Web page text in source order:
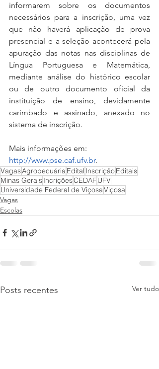
informarem sobre os documentos
necessários para a inscrição, uma vez
que não haverá aplicação de prova
presencial e a seleção acontecerá pela
apuração das notas nas disciplinas de
Língua Portuguesa e Matemática,
mediante análise do histórico escolar
ou de outro documento oficial da
instituição de ensino, devidamente
carimbado e assinado, anexado no
sistema de inscrição.
Mais informações em:
http://www.pse.caf.ufv.br.
VagasAgropecuáriaEdital InscriçãoEditais
Minas GeraisIncriçõesCEDAFUFV
Universidade Federal de ViçosaViçosa
Vagas
Escolas
Posts recentes Ver tudo